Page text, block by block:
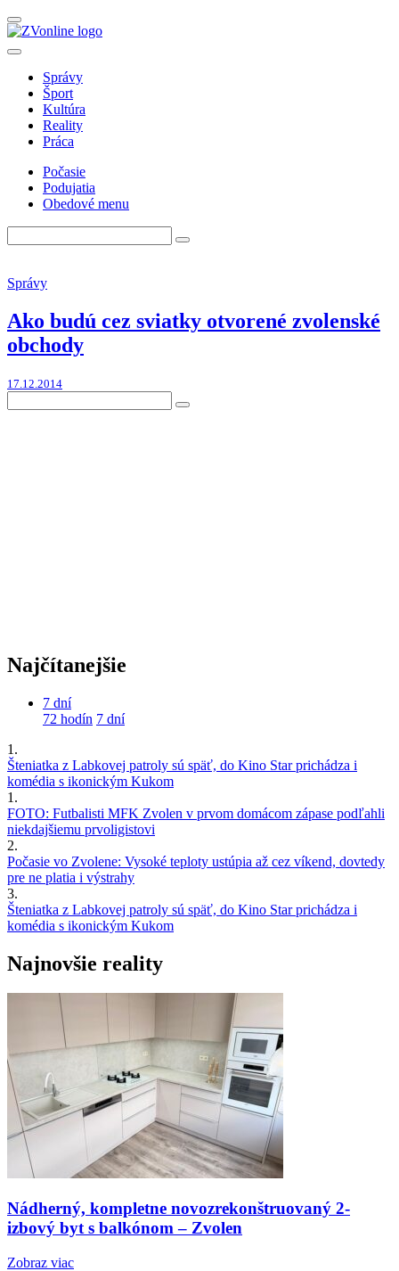
Správy
Šport
Kultúra
Reality
Práca
Počasie
Podujatia
Obedové menu
Správy
Ako budú cez sviatky otvorené zvolenské
obchody
17.12.2014
Najčítanejšie
7 dní
72 hodín 7 dní
1.
Šteniatka z Labkovej patroly sú späť, do Kino Star prichádza i
komédia s ikonickým Kukom
1.
FOTO: Futbalisti MFK Zvolen v prvom domácom zápase podľahli
niekdajšiemu prvoligistovi
2.
Počasie vo Zvolene: Vysoké teploty ustúpia až cez víkend, dovtedy
pre ne platia i výstrahy
3.
Šteniatka z Labkovej patroly sú späť, do Kino Star prichádza i
komédia s ikonickým Kukom
Najnovšie reality
Nádherný, kompletne novozrekonštruovaný 2-
izbový byt s balkónom – Zvolen
Zobraz viac